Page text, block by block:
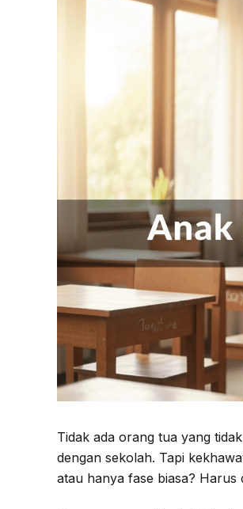
Tidak ada orang tua yang
dengan sekolah. Tapi
atau hanya fase biasa?